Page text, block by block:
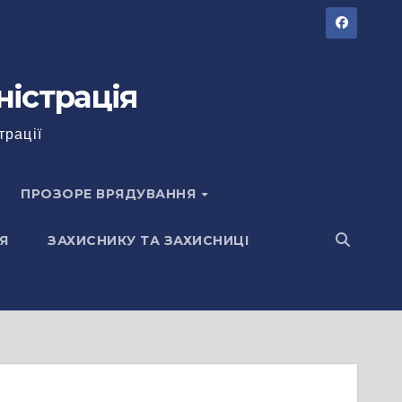
ПРОЗОРЕ ВРЯДУВАННЯ
ЗАХИСНИКУ ТА ЗАХИСНИЦІ